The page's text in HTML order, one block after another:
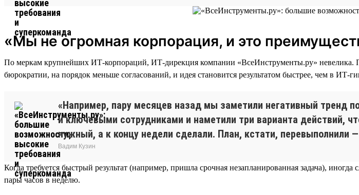
«Мы не огромная корпорация, и это
По меркам крупнейших ИТ-корпораций, ИТ-дирекция компании «ВсеИнструменты.ру» невелика.
бюрократии, на порядок меньше согласований, и идея становится результатом быстрее, чем в ИТ-
«Например, пару месяцев назад мы заметили негативный тренд
и ключевыми сотрудниками и наметили три варианта действий,
нужный, а к концу недели сделали. План, кстати, перевыполнили
Вадим Кузин
Когда требуется быстрый результат (например, пришла срочная незапланированная задача),
пары часов в неделю.